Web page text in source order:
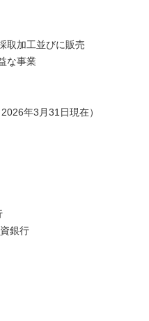
取加工並びに販売
な事業
年3月31日現在）
銀行